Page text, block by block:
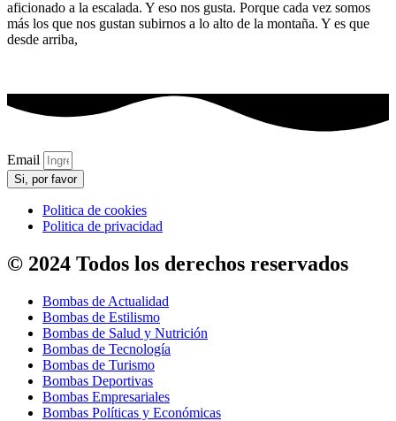
aficionado a la escalada. Y eso nos gusta. Porque cada vez somos
más los que nos gustan subirnos a lo alto de la montaña. Y es que
desde arriba,
Email
Si, por favor
Politica de cookies
Politica de privacidad
© 2024 Todos los derechos reservados
Bombas de Actualidad
Bombas de Estilismo
Bombas de Salud y Nutrición
Bombas de Tecnología
Bombas de Turismo
Bombas Deportivas
Bombas Empresariales
Bombas Políticas y Económicas